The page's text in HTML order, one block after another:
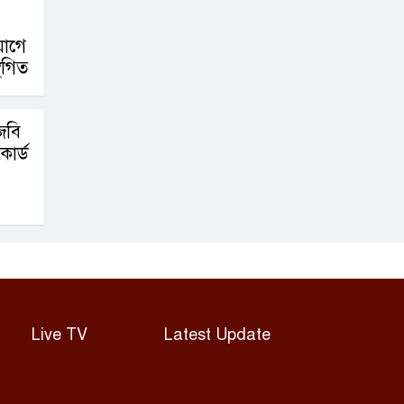
Live TV Latest Update